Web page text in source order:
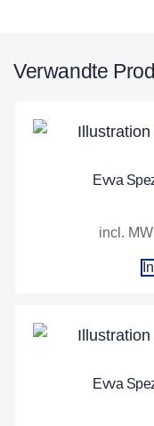
Verwandte
Evva
incl.
Evva